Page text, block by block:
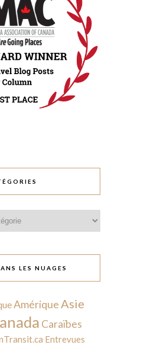
LES NUAGES
Amérique Asie
Caraïbes
Entrevues